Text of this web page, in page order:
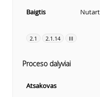
Baigtis
2.1 2.1.14 III
Proceso dalyviai
Atsakovas